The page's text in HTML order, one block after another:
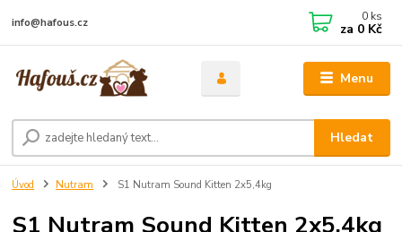
Menu
Hledat
info@hafous.cz 0 ks
za 0 Kč
Úvod Nutram S1 Nutram Sound Kitten 2x5,4kg
S1 Nutram Sound Kitten 2x5,4kg